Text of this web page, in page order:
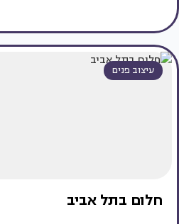
עיצוב פנים
חלום בתל אביב